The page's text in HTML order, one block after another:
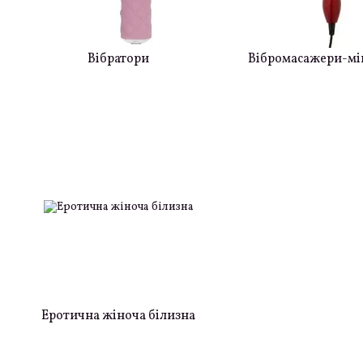
Вібратори Вібромасажери-
Еротична жіноча білизна